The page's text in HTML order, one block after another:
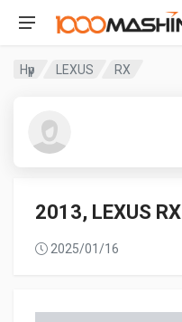
Нүүр LEXUS RX
2013, LEXUS RX
2025/01/16